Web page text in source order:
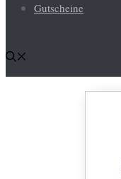
Gutscheine